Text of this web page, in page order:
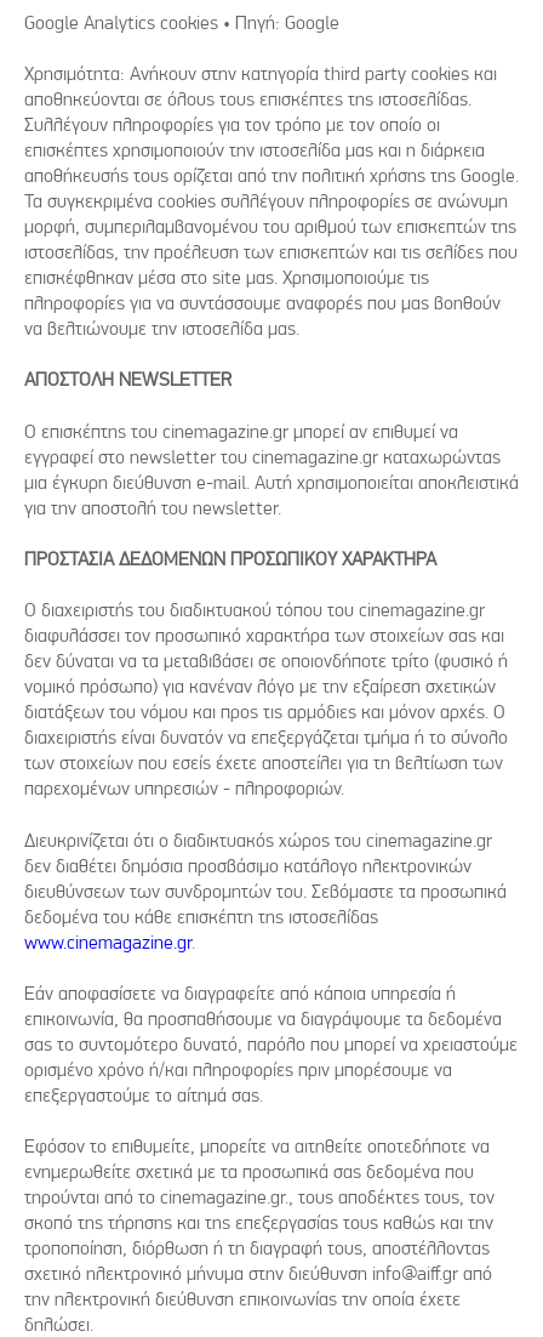
Google Analytics cookies • Πηγή: Google
Χρησιμότητα: Ανήκουν στην κατηγορία third party cookies και
αποθηκεύονται σε όλους τους επισκέπτες της ιστοσελίδας.
Συλλέγουν πληροφορίες για τον τρόπο με τον οποίο οι
επισκέπτες χρησιμοποιούν την ιστοσελίδα μας και η διάρκεια
αποθήκευσής τους ορίζεται από την πολιτική χρήσης της Google.
Τα συγκεκριμένα cookies συλλέγουν πληροφορίες σε ανώνυμη
μορφή, συμπεριλαμβανομένου του αριθμού των επισκεπτών της
ιστοσελίδας, την προέλευση των επισκεπτών και τις σελίδες που
επισκέφθηκαν μέσα στο site μας. Χρησιμοποιούμε τις
πληροφορίες για να συντάσσουμε αναφορές που μας βοηθούν
να βελτιώνουμε την ιστοσελίδα μας.
ΑΠΟΣΤΟΛΗ NEWSLETTER
Ο επισκέπτης του cinemagazine.gr μπορεί αν επιθυμεί να
εγγραφεί στο newsletter του cinemagazine.gr καταχωρώντας
μια έγκυρη διεύθυνση e-mail. Αυτή χρησιμοποιείται αποκλειστικά
για την αποστολή του newsletter.
ΠΡΟΣΤΑΣΙΑ ΔΕΔΟΜΕΝΩΝ ΠΡΟΣΩΠΙΚΟΥ ΧΑΡΑΚΤΗΡΑ
Ο διαχειριστής του διαδικτυακού τόπου του cinemagazine.gr
διαφυλάσσει τον προσωπικό χαρακτήρα των στοιχείων σας και
δεν δύναται να τα μεταβιβάσει σε οποιονδήποτε τρίτο (φυσικό ή
νομικό πρόσωπο) για κανέναν λόγο με την εξαίρεση σχετικών
διατάξεων του νόμου και προς τις αρμόδιες και μόνον αρχές. Ο
διαχειριστής είναι δυνατόν να επεξεργάζεται τμήμα ή το σύνολο
των στοιχείων που εσείς έχετε αποστείλει για τη βελτίωση των
παρεχομένων υπηρεσιών - πληροφοριών.
Διευκρινίζεται ότι ο διαδικτυακός χώρος του cinemagazine.gr
δεν διαθέτει δημόσια προσβάσιμο κατάλογο ηλεκτρονικών
διευθύνσεων των συνδρομητών του. Σεβόμαστε τα προσωπικά
δεδομένα του κάθε επισκέπτη της ιστοσελίδας
www.cinemagazine.gr.
Εάν αποφασίσετε να διαγραφείτε από κάποια υπηρεσία ή
επικοινωνία, θα προσπαθήσουμε να διαγράψουμε τα δεδομένα
σας το συντομότερο δυνατό, παρόλο που μπορεί να χρειαστούμε
ορισμένο χρόνο ή/και πληροφορίες πριν μπορέσουμε να
επεξεργαστούμε το αίτημά σας.
Εφόσον το επιθυμείτε, μπορείτε να αιτηθείτε οποτεδήποτε να
ενημερωθείτε σχετικά με τα προσωπικά σας δεδομένα που
τηρούνται από τo cinemagazine.gr., τους αποδέκτες τους, τον
σκοπό της τήρησης και της επεξεργασίας τους καθώς και την
τροποποίηση, διόρθωση ή τη διαγραφή τους, αποστέλλοντας
σχετικό ηλεκτρονικό μήνυμα στην διεύθυνση info@aiff.gr από
την ηλεκτρονική διεύθυνση επικοινωνίας την οποία έχετε
δηλώσει.